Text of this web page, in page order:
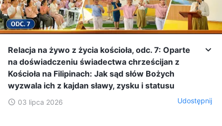
Relacja na żywo z życia kościoła, odc. 7: Oparte
na doświadczeniu świadectwa chrześcijan z
Kościoła na Filipinach: Jak sąd słów Bożych
wyzwala ich z kajdan sławy, zysku i statusu
03 lipca 2026 Udostępnij